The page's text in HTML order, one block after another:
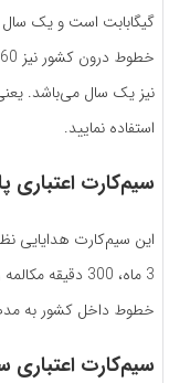
گیگابابت است و یک سال
نیز یک سال می‌باشد.
استفاده نمایید.
سیم‌کارت اعتباری
خطوط داخل کشور به مدت اعتبار 3 ماه به مشتریان
سیم‌کارت اعتباری